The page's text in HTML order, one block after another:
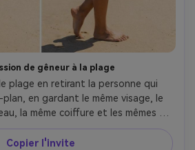
de gêneur à la plage
plage en retirant la personne qui
en gardant le même visage, le
la même coiffure et les mêmes
bain. Préservez la direction du soleil
sable et l’horizon marin pour que le
Copier l'invite